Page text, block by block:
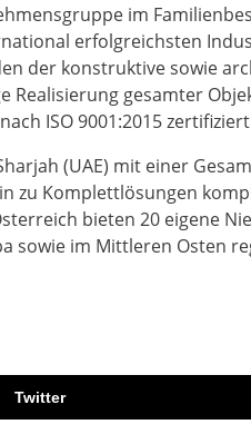
im
erfolgreichsten
der konstruktive sowie
Realisierung gesamter
ISO 9001:2015
(UAE) mit einer
zu Komplettlösungen
bieten 20 eigene
sowie im Mittleren Osten
Twitter